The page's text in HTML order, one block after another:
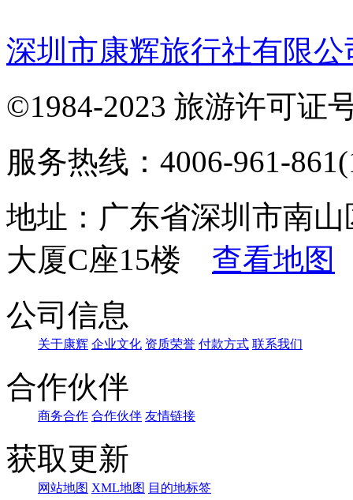
深圳市康辉旅行社有限
©1984-2023 旅游许可证
服务热线：4006-961-
地址：广东省深圳市南
大厦C座15楼 查看地图
公司信息
关于康辉 企业文化 资质荣誉 付款方式 联系我们
合作伙伴
商务合作 合作伙伴 友情链接
获取更新
网站地图 XML地图 目的地标签